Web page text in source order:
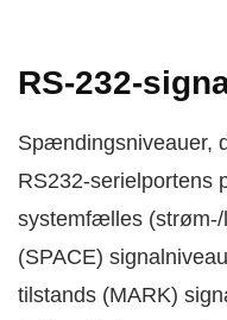
RS-232-
Spændingsniveauer,
RS232-serielportens
systemfælles
(SPACE)
tilstands (MARK)